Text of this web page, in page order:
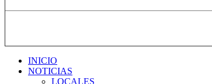
INICIO
NOTICIAS
LOCALES